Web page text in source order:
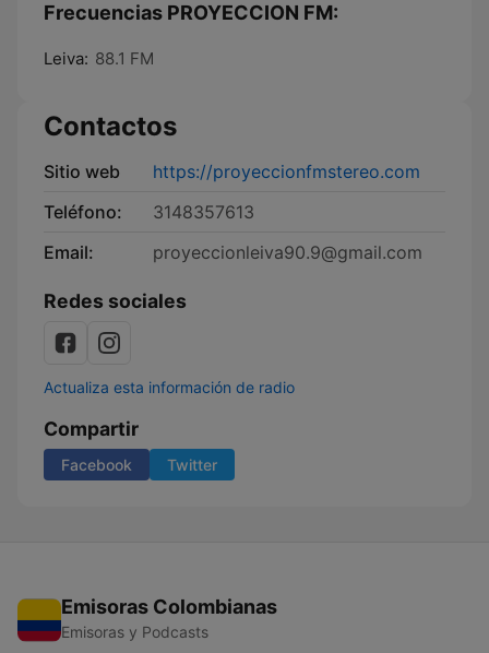
Frecuencias PROYECCION FM:
Leiva: 88.1 FM
Contactos
Sitio web
https://proyeccionfmstereo.com
Teléfono:
3148357613
Email:
proyeccionleiva90.9@gmail.com
Redes sociales
Actualiza esta información de radio
Compartir
Facebook Twitter
Emisoras Colombianas
Emisoras y Podcasts